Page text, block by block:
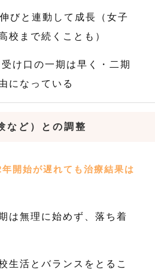
びと連動して成長（女子
校まで続くことも）
け口の一期は早く・二期
になっている
など）との調整
年開始が遅れても治療結果は
は無理に始めず、落ち着
生活とバランスをとるこ